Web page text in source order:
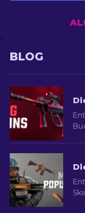
BLOG